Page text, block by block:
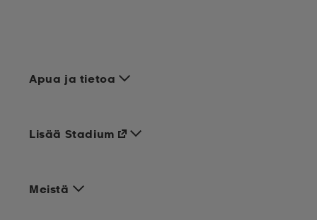
Apua ja tietoa
Meistä
Lisää Stadium